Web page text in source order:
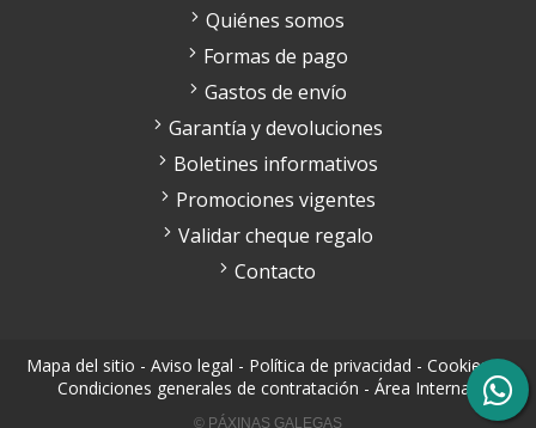
Quiénes somos
Formas de pago
Gastos de envío
Garantía y devoluciones
Boletines informativos
Promociones vigentes
Validar cheque regalo
Contacto
Mapa del sitio - Aviso legal - Política de privacidad - Cookies-
Condiciones generales de contratación - Área Interna
© PÁXINAS GALEGAS